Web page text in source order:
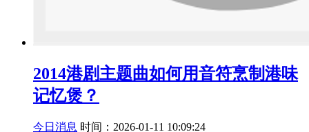
2014港剧主题曲如何用音符烹制港味
记忆煲？
今日消息 时间：2026-01-11 10:09:24